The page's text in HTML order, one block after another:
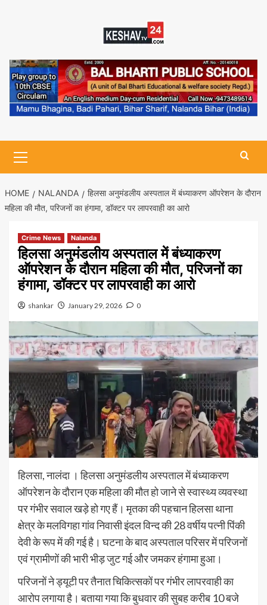
Menu
HOME NALANDA
हिलसा अनुमंडलीय अस्पताल में बंध्याकरण ऑपरेशन के दौरान
महिला की मौत, परिजनों का हंगामा, डॉक्टर पर लापरवाही का आरो
Crime News Nalanda
हिलसा अनुमंडलीय अस्पताल में बंध्याकरण
ऑपरेशन के दौरान महिला की मौत, परिजनों का
हंगामा, डॉक्टर पर लापरवाही का आरो
shankar January 29, 2026 0
हिलसा, नालंदा । हिलसा अनुमंडलीय अस्पताल में बंध्याकरण
ऑपरेशन के दौरान एक महिला की मौत हो जाने से स्वास्थ्य व्यवस्था
पर गंभीर सवाल खड़े हो गए हैं। मृतका की पहचान हिलसा थाना
क्षेत्र के मलविगहा गांव निवासी इंदल विन्द की 28 वर्षीय पत्नी पिंकी
देवी के रूप में की गई है। घटना के बाद अस्पताल परिसर में परिजनों
एवं ग्रामीणों की भारी भीड़ जुट गई और जमकर हंगामा हुआ।
परिजनों ने ड्यूटी पर तैनात चिकित्सकों पर गंभीर लापरवाही का
आरोप लगाया है। बताया गया कि बुधवार की सुबह करीब 10 बजे